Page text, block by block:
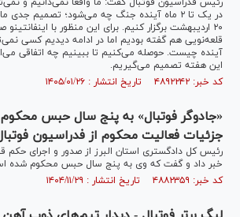
در یک تا ۲ ماه آینده جنگ چه می‌شود؛ تصمیم جدی
۲۰ اردیبهشت برگزار کنیم‌. برای این منظور با
قلعه‌نویی هم گفته بودیم اما در ادامه دیدیم کسی
آینده چیست‌. حوصله می‌کنیم تا ببینیم چه اتفاقی
این هفته تصمیم می‌گیریم.
کد خبر: ۴۸۹۲۲۴۲ تاریخ انتشار : ۱۴۰۵/۰۱/۲۶
«جادوگر فوتبال» به پنج سال حبس
جزئیات فعالیت محکوم از فدراسیون فوتبال
رئیس کل دادگستری استان البرز از صدور و اجرای حکم
خبر داد و گفت که وی به پنج سال حبس محکوم شده
کد خبر: ۴۸۸۲۳۵۹ تاریخ انتشار : ۱۴۰۴/۱۱/۲۹